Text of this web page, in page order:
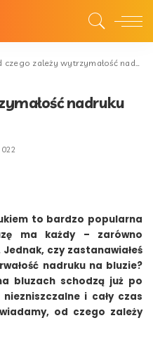
zależy wytrzymałość nadruku na bluzie?
nadruku
to bardzo popularna
ma każdy – zarówno
czy zastanawiałeś
nadruku na bluzie?
bluzach schodzą już po
i cały czas
od czego zależy